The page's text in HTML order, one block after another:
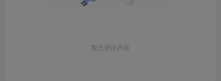
暂无评论内容